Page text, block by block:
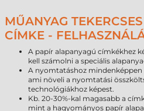
MŰANYAG
CÍMKE -
A papír alapanyagú címkékhez
kell számolni a speciális
A nyomtatáshoz mindenképpen
ami növeli a nyomtatási
technológiákhoz képest.
Kb. 20-30%-kal magasabb a
mint a hagyományos papír